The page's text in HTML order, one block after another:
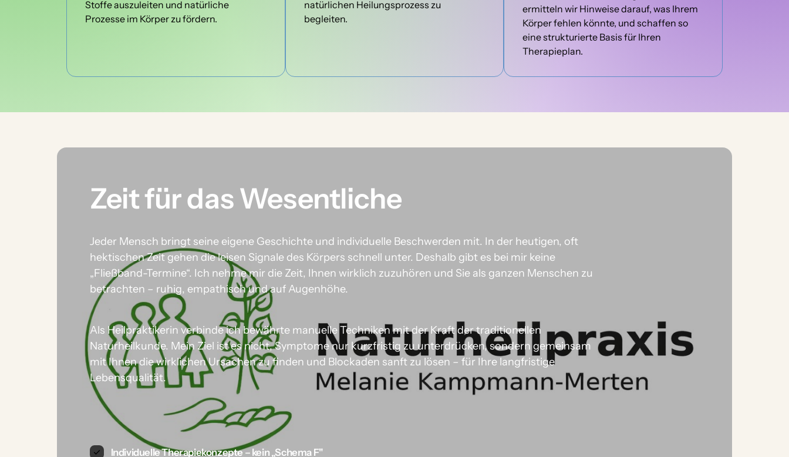
Stoffe auszuleiten und natürliche
Prozesse im Körper zu fördern.
natürlichen Heilungsprozess zu
begleiten.
ermitteln wir Hinweise darauf, was Ihrem
Körper fehlen könnte, und schaffen so
eine strukturierte Basis für Ihren
Therapieplan.
Zeit für das Wesentliche
Jeder Mensch bringt seine eigene Geschichte und individuelle Beschwerden mit. In der heutigen, oft
hektischen Zeit gehen die leisen Signale des Körpers schnell unter. Deshalb gibt es bei mir keine
„Fließband-Termine“. Ich nehme mir die Zeit, Ihnen wirklich zuzuhören und Sie als ganzen Menschen zu
betrachten – ruhig, empathisch und auf Augenhöhe.
Als Heilpraktikerin verbinde ich bewährte manuelle Techniken mit der Kraft der traditionellen
Naturheilkunde. Mein Ziel ist es nicht, Symptome nur kurzfristig zu unterdrücken, sondern gemeinsam
mit Ihnen die wirklichen Ursachen zu finden und Blockaden sanft zu lösen – für Ihre langfristige
Lebensqualität.
Individuelle Therapiekonzepte – kein „Schema F"